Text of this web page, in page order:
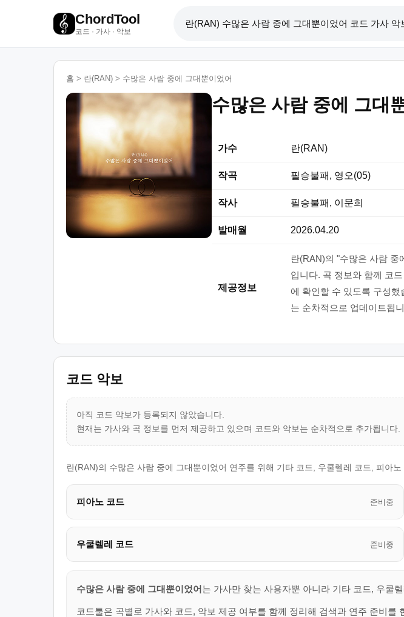
ChordTool
코드 · 가사 · 악보
홈 > 란(RAN) > 수많은 사람 중에 그대뿐이었어
수많은 사람 중에 그대
가수 란(RAN)
작곡 필승불패, 영오(05)
작사 필승불패, 이문희
발매월 2026.04.20
제공정보
란(RAN)의 "수많은 사람 중
입니다. 곡 정보와 함께 코
에 확인할 수 있도록 구성
는 순차적으로 업데이트됩
코드 악보
아직 코드 악보가 등록되지 않았습니다.
현재는 가사와 곡 정보를 먼저 제공하고 있으며 코드와 악보는 순차적으로 추가됩니다.
란(RAN)의 수많은 사람 중에 그대뿐이었어 연주를 위해 기타 코드, 우쿨렐레 코드, 피아
피아노 코드 준비중
우쿨렐레 코드 준비중
수많은 사람 중에 그대뿐이었어는 가사만 찾는 사용자뿐 아니라 기타 코드, 우쿨
코드툴은 곡별로 가사와 코드, 악보 제공 여부를 함께 정리해 검색과 연주 준비를